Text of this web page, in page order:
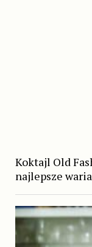
Koktajl Old
najlepsze